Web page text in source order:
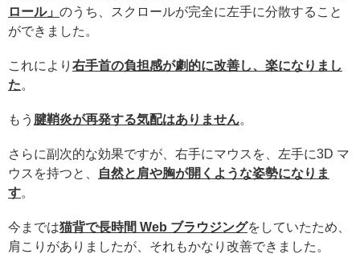
ロール」 のうち、スクロールが完全に左手に分散すること
ができました。
これにより 右手首の負担感が劇的に改善し、楽になりまし
た。
もう 腱鞘炎が再発する気配はありません。
さらに副次的な効果ですが、右手にマウスを、左手に3D マ
ウスを持つと、
自然と肩や胸が開くような姿勢になりま
す。
今までは猫背で長時間 Web ブラウジングをしていたため、
肩こりがありましたが、それもかなり改善できました。